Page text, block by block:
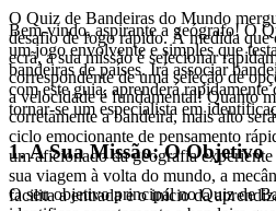
O Quiz de Bandeiras do Mundo
desafio de fogo rápido. À medida que
ecrã, a sua missão é selecionar
correspondente de uma seleção de
a velocidade é fundamental! Quanto
corretamente a bandeira, mais alto
ciclo emocionante de pensamento
um aficionado da geografia experiente
sua viagem à volta do mundo, a
facilita a entrada e o início da
Bem-vindo, aspirante a geógrafo! O
um jogo envolvente e simples que
bandeiras de países. Irá associar
com este guia, aprenderá
tornar-se um especialista em
1. A Sua Missão: O Objetivo
O seu objetivo principal no Quiz de